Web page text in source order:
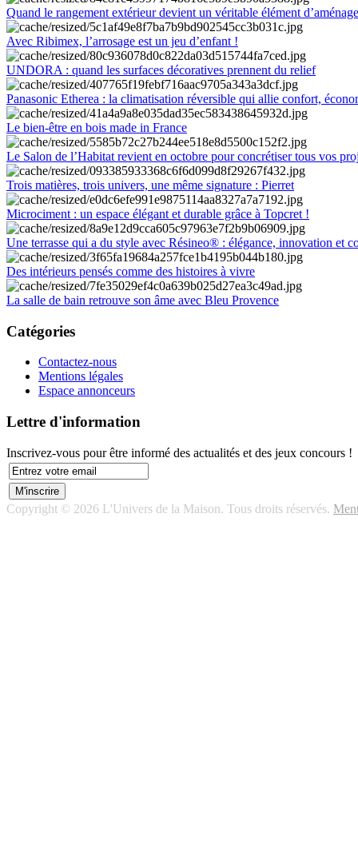
Quand le rangement extérieur devient un véritable élément
Avec Ribimex, l’arrosage est un jeu d’enfant !
UNDORA : quand les surfaces décoratives prennent du relief
Panasonic Etherea : la climatisation réversible qui allie confort,
Le bien-être en bois made in France
Le Salon de l’Habitat revient en octobre pour concrétiser tous vos
Trois matières, trois univers, une même signature : Pierret
Microciment : un espace élégant et durable grâce à Topcret !
Une terrasse qui a du style avec Résineo® : élégance, innovation et
Des intérieurs pensés comme des histoires à vivre
La salle de bain retrouve son âme avec Bleu Provence
Catégories
Contactez-nous
Mentions légales
Espace annonceurs
Lettre d'information
Inscrivez-vous pour être informé des actualités et des jeux concours !
Copyright © 2026 L'Univers de la Maison. Tous droits réservés.